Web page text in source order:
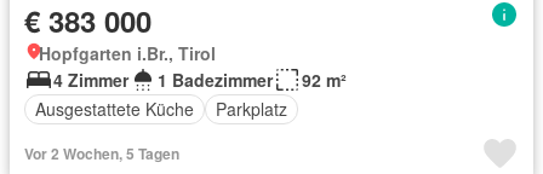
€ 383 000
Hopfgarten i.Br., Tirol
4 Zimmer
1 Badezimmer
92 m²
Ausgestattete Küche
Parkplatz
Vor 2 Wochen, 5 Tagen